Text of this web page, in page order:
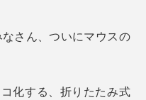
さん、ついにマウスの
化する、折りたたみ式